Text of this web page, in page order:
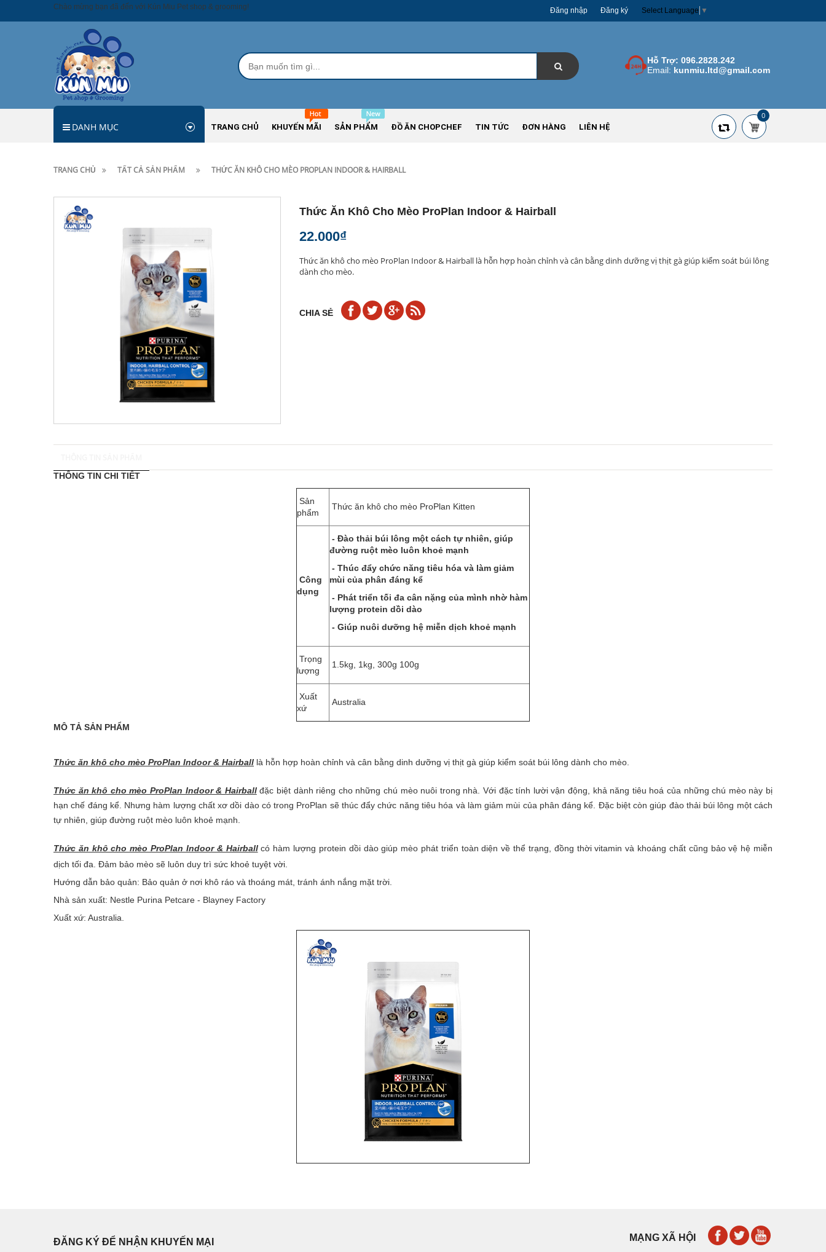
Chào mừng bạn đã đến với Kún Miu Pet shop & grooming! Đăng nhập Đăng ký Select Language ▼
Hỗ Trợ: 096.2828.242
Email: kunmiu.ltd@gmail.com
DANH MỤC TRANG CHỦ KHUYẾN MÃI SẢN PHẨM ĐỒ ĂN CHOPCHEF TIN TỨC ĐƠN HÀNG LIÊN HỆ
0
TRANG CHỦ TẤT CẢ SẢN PHẨM THỨC ĂN KHÔ CHO MÈO PROPLAN INDOOR & HAIRBALL
Thức Ăn Khô Cho Mèo ProPlan Indoor & Hairball
22.000₫
Thức ăn khô cho mèo ProPlan Indoor & Hairball là hỗn hợp hoàn chỉnh và cân bằng dinh dưỡng vị thịt gà giúp kiểm soát búi lông
dành cho mèo.
CHIA SẺ
THÔNG TIN CHI TIẾT
Sản
phẩm
Thức ăn khô cho mèo ProPlan Kitten
Công
dụng
- Đào thải búi lông một cách tự nhiên, giúp
đường ruột mèo luôn khoẻ mạnh
- Thúc đẩy chức năng tiêu hóa và làm giảm
mùi của phân đáng kể
- Phát triển tối đa cân nặng của mình nhờ hàm
lượng protein dồi dào
- Giúp nuôi dưỡng hệ miễn dịch khoẻ mạnh
Trọng
lượng
1.5kg, 1kg, 300g 100g
Xuất
xứ
Australia
MÔ TẢ SẢN PHẨM
Thức ăn khô cho mèo ProPlan Indoor & Hairball là hỗn hợp hoàn chỉnh và cân bằng dinh dưỡng vị thịt gà giúp kiểm soát búi lông dành cho mèo.
Thức ăn khô cho mèo ProPlan Indoor & Hairballđặc biệt dành riêng cho những chú mèo nuôi trong nhà. Với đặc tính lười vận động, khả năng tiêu hoá của những chú mèo này bị
hạn chế đáng kể. Nhưng hàm lượng chất xơ dồi dào có trong ProPlan sẽ thúc đẩy chức năng tiêu hóa và làm giảm mùi của phân đáng kể. Đặc biệt còn giúp đào thải búi lông một cách
tự nhiên, giúp đường ruột mèo luôn khoẻ mạnh.
Thức ăn khô cho mèo ProPlan Indoor & Hairballcó hàm lượng protein dồi dào giúp mèo phát triển toàn diện về thể trạng, đồng thời vitamin và khoáng chất cũng bảo vệ hệ miễn
dịch tối đa. Đảm bảo mèo sẽ luôn duy trì sức khoẻ tuyệt vời.
Hướng dẫn bảo quản: Bảo quản ở nơi khô ráo và thoáng mát, tránh ánh nắng mặt trời.
Nhà sản xuất: Nestle Purina Petcare - Blayney Factory
Xuất xứ: Australia.
ĐĂNG KÝ ĐỂ NHẬN KHUYẾN MẠI MẠNG XÃ HỘI